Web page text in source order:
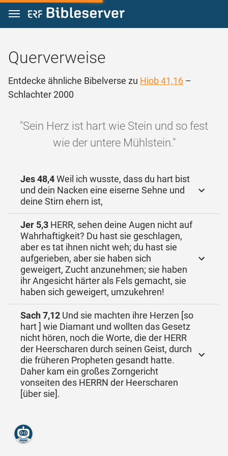
Zum Inhalt springen
Querverweise
Entdecke ähnliche Bibelverse zu Hiob 41,16 –
Schlachter 2000
"Sein Herz ist hart wie Stein und so fest
wie der untere Mühlstein."
Jes 48,4Weil ich wusste, dass du hart bist
und dein Nacken eine eiserne Sehne und
deine Stirn ehern ist,
Jer 5,3 HERR, sehen deine Augen nicht auf
Wahrhaftigkeit? Du hast sie geschlagen,
aber es tat ihnen nicht weh; du hast sie
aufgerieben, aber sie haben sich
geweigert, Zucht anzunehmen; sie haben
ihr Angesicht härter als Fels gemacht, sie
haben sich geweigert, umzukehren!
Sach 7,12 Und sie machten ihre Herzen [so
hart ] wie Diamant und wollten das Gesetz
nicht hören, noch die Worte, die der HERR
der Heerscharen durch seinen Geist, durch
die früheren Propheten gesandt hatte.
Daher kam ein großes Zorngericht
vonseiten des HERRN der Heerscharen
[über sie].